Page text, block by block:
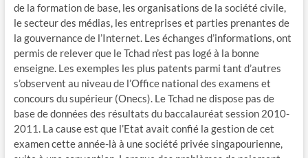
de la formation de base, les organisations de la société civile,
le secteur des médias, les entreprises et parties prenantes de
la gouvernance de l’Internet. Les échanges d’informations, ont
permis de relever que le Tchad n’est pas logé à la bonne
enseigne. Les exemples les plus patents parmi tant d’autres
s’observent au niveau de l’Office national des examens et
concours du supérieur (Onecs). Le Tchad ne dispose pas de
base de données des résultats du baccalauréat session 2010-
2011. La cause est que l’Etat avait confié la gestion de cet
examen cette année-là à une société privée singapourienne,